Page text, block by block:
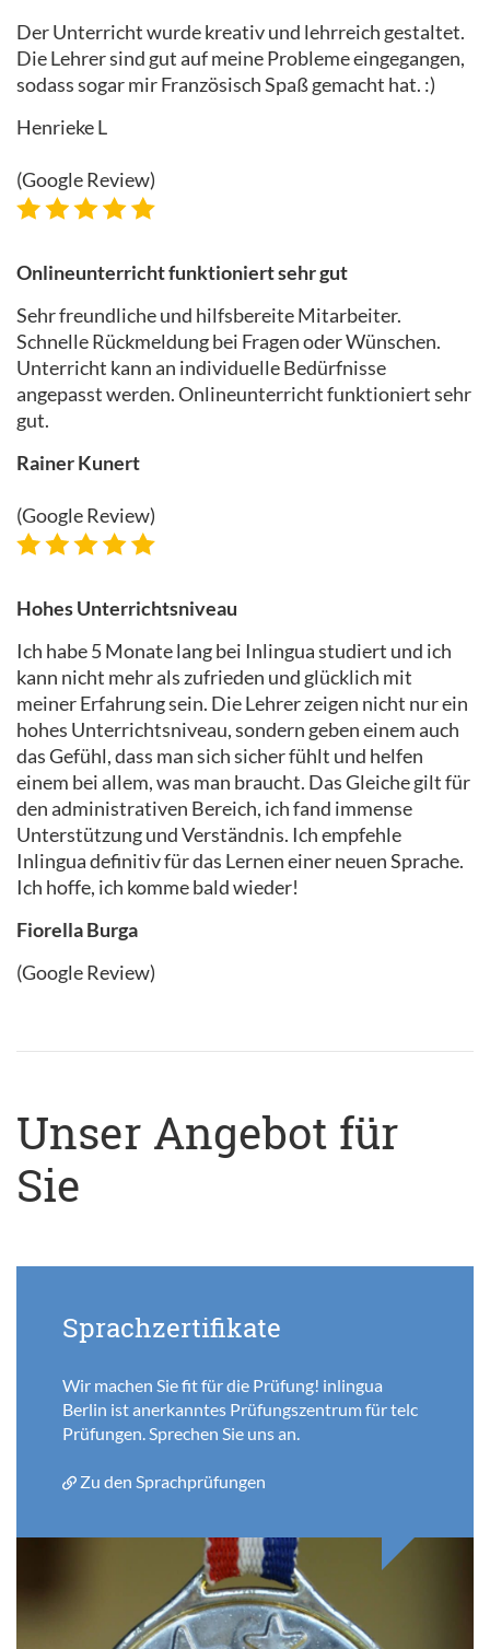
Der Unterricht wurde kreativ und lehrreich gestaltet.
Die Lehrer sind gut auf meine Probleme eingegangen,
sodass sogar mir Französisch Spaß gemacht hat. :)
Henrieke L
(Google Review)
Onlineunterricht funktioniert sehr gut
Sehr freundliche und hilfsbereite Mitarbeiter.
Schnelle Rückmeldung bei Fragen oder Wünschen.
Unterricht kann an individuelle Bedürfnisse
angepasst werden. Onlineunterricht funktioniert sehr
gut.
Rainer Kunert
(Google Review)
Hohes Unterrichtsniveau
Ich habe 5 Monate lang bei Inlingua studiert und ich
kann nicht mehr als zufrieden und glücklich mit
meiner Erfahrung sein. Die Lehrer zeigen nicht nur ein
hohes Unterrichtsniveau, sondern geben einem auch
das Gefühl, dass man sich sicher fühlt und helfen
einem bei allem, was man braucht. Das Gleiche gilt für
den administrativen Bereich, ich fand immense
Unterstützung und Verständnis. Ich empfehle
Inlingua definitiv für das Lernen einer neuen Sprache.
Ich hoffe, ich komme bald wieder!
Fiorella Burga
(Google Review)
Unser Angebot für
Sie
Sprachzertifikate
Wir machen Sie fit für die Prüfung! inlingua
Berlin ist anerkanntes Prüfungszentrum für telc
Prüfungen. Sprechen Sie uns an.
Zu den Sprachprüfungen